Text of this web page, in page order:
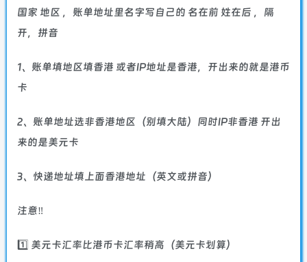
国家 地区 ，账单地址里名字写自己的 名在前 姓在后 ，隔
开，拼音
1、账单填地区填香港 或者IP地址是香港，开出来的就是港币
卡
2、账单地址选非香港地区（别填大陆）同时IP非香港 开出
来的是美元卡
3、快递地址填上面香港地址（英文或拼音）
注意‼️
1️⃣ 美元卡汇率比港币卡汇率稍高（美元卡划算）